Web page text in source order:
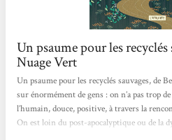
Un psaume pour les
Nuage Vert
Un psaume pour les recyclés sauvages, de
sur énormément de gens : on n’a pas trop
l’humain, douce, positive, à travers la
On est loin du post-apocalyptique ou de la